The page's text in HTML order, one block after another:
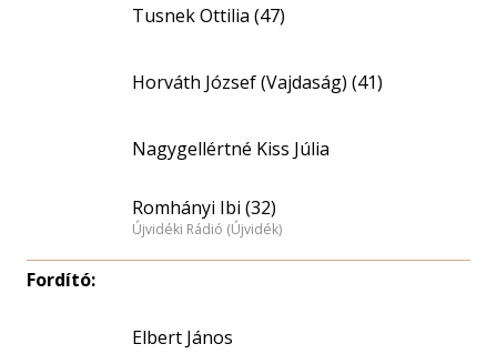
Tusnek Ottilia (47)
Horváth József (Vajdaság) (41)
Nagygellértné Kiss Júlia
Romhányi Ibi (32)
Újvidéki Rádió (Újvidék)
Fordító:
Elbert János